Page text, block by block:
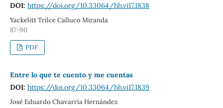
DOI: https://doi.org/10.33064/hh.vi17.1838
Yackelitt Trilce Calluco Miranda
87-90
PDF
Entre lo que te cuento y me cuentas
DOI: https://doi.org/10.33064/hh.vi17.1839
José Eduardo Chavarría Hernández